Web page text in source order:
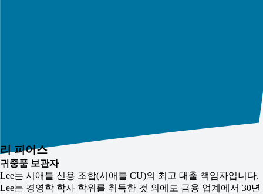
리 피어스
귀중품 보관자
Lee는 시애틀 신용 조합(시애틀 CU)의 최고 대출 책임자입니다.
Lee는 경영학 학사 학위를 취득한 것 외에도 금융 업계에서 30년